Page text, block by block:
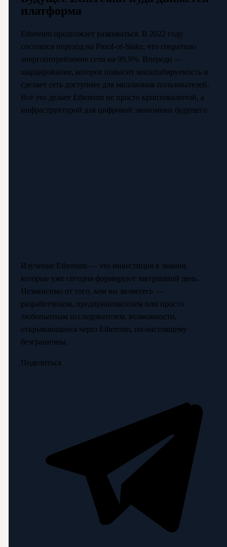
платформа
Ethereum продолжает развиваться. В 2022 году
состоялся переход на Proof-of-Stake, что сократило
энергопотребление сети на 99,9%. Впереди —
шардирование, которое повысит масштабируемость и
сделает сеть доступнее для миллионов пользователей.
Всё это делает Ethereum не просто криптовалютой, а
инфраструктурой для цифровой экономики будущего.
Изучение Ethereum — это инвестиция в знания,
которые уже сегодня формируют завтрашний день.
Независимо от того, кем вы являетесь —
разработчиком, предпринимателем или просто
любопытным исследователем, возможности,
открывающиеся через Ethereum, по-настоящему
безграничны.
Поделиться